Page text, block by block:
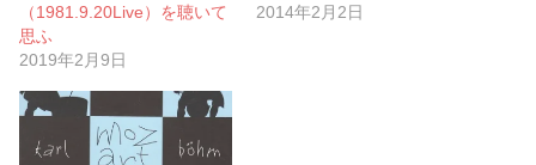
（1981.9.20Live）を聴いて
思ふ
2019年2月9日
2014年2月2日